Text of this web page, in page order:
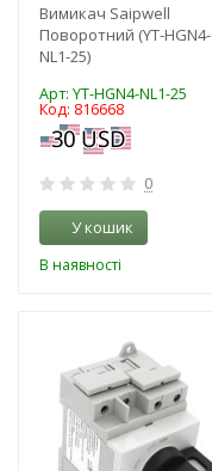
Вимикач Saipwell
Поворотний (YT-HGN4-
NL1-25)
Арт: YT-HGN4-NL1-25
Код: 816668
0
У кошик
В наявності